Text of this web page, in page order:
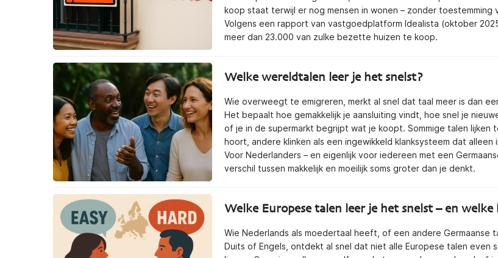
koop staat terwijl er nog mensen in wonen – zonder toestemming
Volgens een rapport van vastgoedplatform Idealista (oktober
meer dan 23.000 van zulke bezette huizen te koop.
Welke wereldtalen leer je het snelst?
Wie overweegt te emigreren, merkt al snel dat taal meer is dan
Het bepaalt hoe gemakkelijk je aansluiting vindt, hoe snel je
of je in de supermarkt begrijpt wat je koopt. Sommige talen lijken
hoort, andere klinken als een ingewikkeld klanksysteem dat alleen
Voor Nederlanders – en eigenlijk voor iedereen met een
verschil tussen makkelijk en moeilijk soms groter dan je denkt.
Welke Europese talen leer je het snelst – en
Wie Nederlands als moedertaal heeft, of een andere Germaanse
Duits of Engels, ontdekt al snel dat niet alle Europese talen even